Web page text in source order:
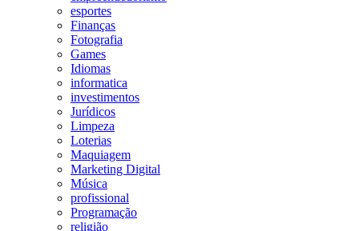
esportes
Finanças
Fotografia
Games
Idiomas
informatica
investimentos
Jurídicos
Limpeza
Loterias
Maquiagem
Marketing Digital
Música
profissional
Programação
religião